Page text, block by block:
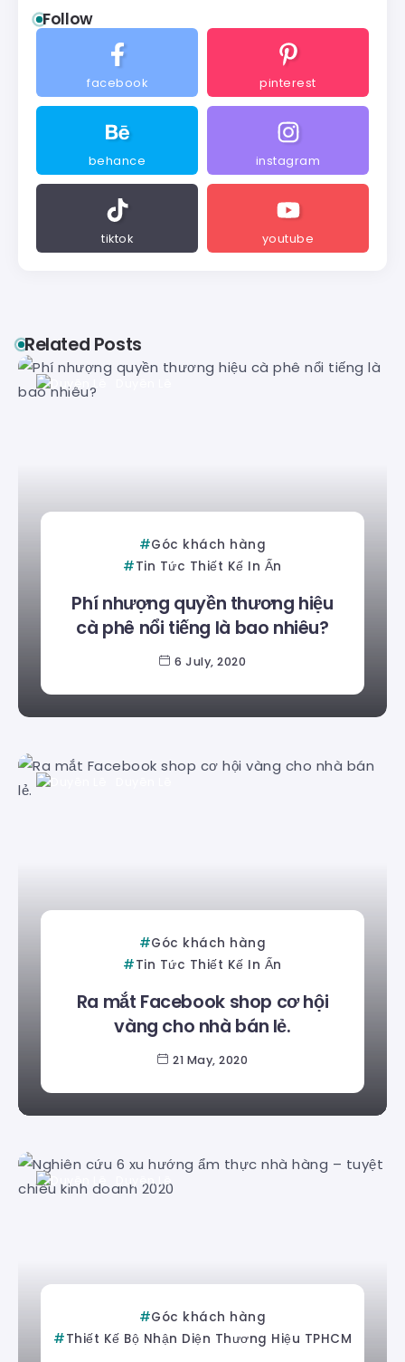
Follow
facebook pinterest
behance instagram
tiktok youtube
Related Posts
Góc khách hàng
Tin Tức Thiết Kế In Ấn
Phí nhượng quyền thương hiệu
cà phê nổi tiếng là bao nhiêu?
6 July, 2020
Góc khách hàng
Tin Tức Thiết Kế In Ấn
Ra mắt Facebook shop cơ hội
vàng cho nhà bán lẻ.
21 May, 2020
Duyên Lê
Góc khách hàng
Thiết Kế Bộ Nhận Diện Thương Hiệu TPHCM